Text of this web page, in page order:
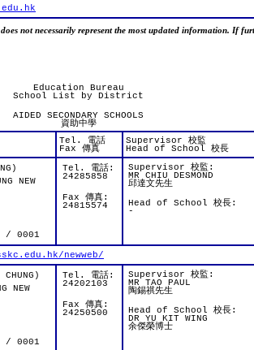
not necessarily represent the most updated information. If
Education Bureau
School List by District
AIDED SECONDARY SCHOOLS
資助中學
Tel. 電話
Fax 傳真
Supervisor 校監
Head of School 校長
NEW
/ 0001
Tel. 電話:
24285858
Fax 傳真:
24815574
Supervisor 校監:
MR CHIU DESMOND
邱達文先生
Head of School 校長:
-
newweb/
NEW
/ 0001
Tel. 電話:
24202103
Fax 傳真:
24250500
Supervisor 校監:
MR TAO PAUL
陶錫祺先生
Head of School 校長:
DR YU KIT WING
余傑榮博士